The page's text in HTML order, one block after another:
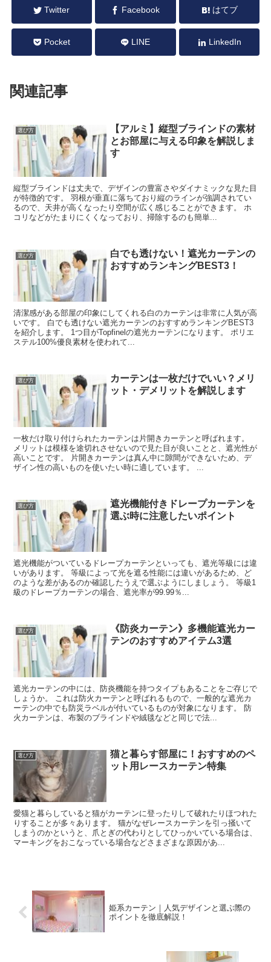
Twitter Facebook はてブ
Pocket LINE LinkedIn
関連記事
選び方
【アルミ】縦型ブラインドの素材
とお部屋に与える印象を解説しま
す
縦型ブラインドは丈夫で、デザインの豊富さやダイナミックな見た目
が特徴的です。 羽根が垂直に落ちており縦のラインが強調されてい
るので、天井が高くなったり空間が広く感じることができます。 ホ
コリなどがたまりにくくなっており、掃除するのも簡単...
選び方
白でも透けない！遮光カーテンの
おすすめランキングBEST3！
清潔感がある部屋の印象にしてくれる白のカーテンは非常に人気が高
いです。 白でも透けない遮光カーテンのおすすめランキングBEST3
を紹介します。 1つ目がTopfinelの遮光カーテンになります。 ポリエ
ステル100%優良素材を使われて...
選び方
カーテンは一枚だけでいい？メリ
ット・デメリットを解説します
一枚だけ取り付けられたカーテンは片開きカーテンと呼ばれます。
メリットは模様を途切れさせないので見た目が良いことと、遮光性が
高いことです。 片開きカーテンは真ん中に隙間ができないため、デ
ザイン性の高いものを使いたい時に適しています。 ...
選び方
遮光機能付きドレープカーテンを
選ぶ時に注意したいポイント
遮光機能がついているドレープカーテンといっても、遮光等級には違
いがあります。 等級によって光を遮る性能には違いがあるため、ど
のような差があるのか確認したうえで選ぶようにしましょう。 等級1
級のドレープカーテンの場合、遮光率が99.99％...
選び方
《防炎カーテン》多機能遮光カー
テンのおすすめアイテム3選
遮光カーテンの中には、防炎機能を持つタイプもあることをご存じで
しょうか。 これは防火カーテンと呼ばれるもので、一般的な遮光カ
ーテンの中でも防災ラベルが付いているものが対象になります。 防
火カーテンは、布製のブラインドや絨毯などと同じで法...
選び方
猫と暮らす部屋に！おすすめのペ
ット用レースカーテン特集
愛猫と暮らしていると猫がカーテンに登ったりして破れたりほつれた
りすることが多々あります。 猫がなぜレースカーテンを引っ掻いて
しまうのかというと、爪とぎの代わりとしてひっかいている場合は、
マーキングをおこなっている場合などさまざまな原因があ...
姫系カーテン｜人気デザインと選ぶ際の
ポイントを徹底解説！